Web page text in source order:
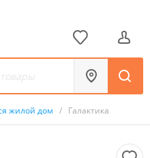
жилой дом / Галактика